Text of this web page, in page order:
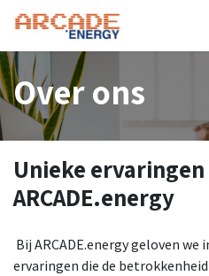
Overslaan naar inhoud
Over ons
Unieke
ARCADE.energy
Bij ARCADE.energy geloven we
ervaringen die de